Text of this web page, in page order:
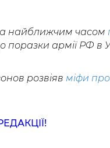
найближчим часом
поразки армії РФ в
розвіяв міфи